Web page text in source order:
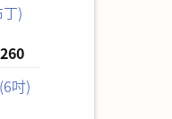
)
260目
價
吋)